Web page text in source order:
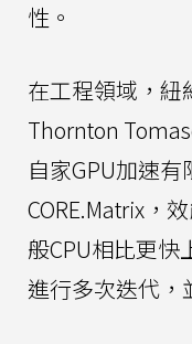
性。
在工程領域，紐
Thornton
自家GPU加速
CORE.Matrix，
般CPU相比更
進行多次迭代，